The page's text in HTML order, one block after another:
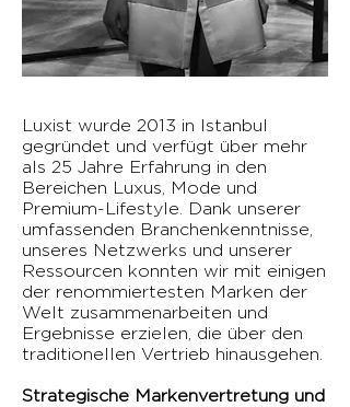
Luxist wurde 2013 in Istanbul
gegründet und verfügt über mehr
als 25 Jahre Erfahrung in den
Bereichen Luxus, Mode und
Premium-Lifestyle. Dank unserer
umfassenden Branchenkenntnisse,
unseres Netzwerks und unserer
Ressourcen konnten wir mit einigen
der renommiertesten Marken der
Welt zusammenarbeiten und
Ergebnisse erzielen, die über den
traditionellen Vertrieb hinausgehen.
Strategische Markenvertretung und